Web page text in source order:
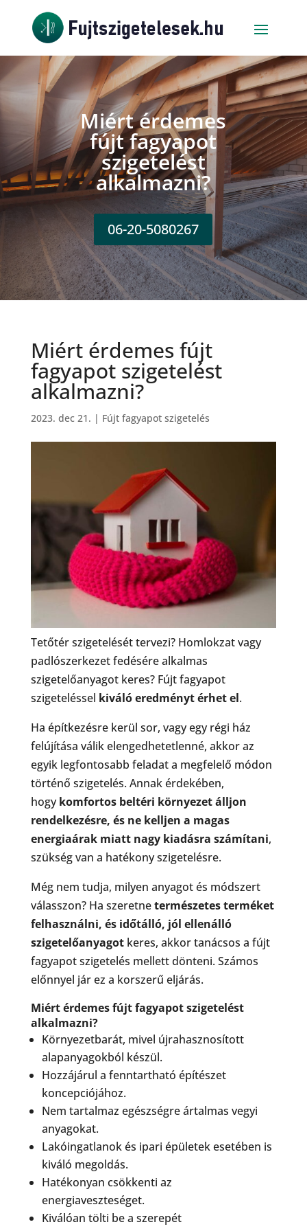
Miért érdemes
fújt fagyapot
szigetelést
alkalmazni?
06-20-5080267
Miért érdemes fújt
fagyapot szigetelést
alkalmazni?
2023. dec 21. | Fújt fagyapot szigetelés
Tetőtér szigetelését tervezi? Homlokzat vagy
padlószerkezet fedésére alkalmas
szigetelőanyagot keres? Fújt fagyapot
szigeteléssel kiváló eredményt érhet el.
Ha építkezésre kerül sor, vagy egy régi ház
felújítása válik elengedhetetlenné, akkor az
egyik legfontosabb feladat a megfelelő módon
történő szigetelés. Annak érdekében,
hogykomfortos beltéri környezet álljon
rendelkezésre, és ne kelljen a magas
energiaárak miatt nagy kiadásra számítani,
szükség van a hatékony szigetelésre.
Még nem tudja, milyen anyagot és módszert
válasszon? Ha szeretnetermészetes terméket
felhasználni, és időtálló, jól ellenálló
szigetelőanyagotkeres, akkor tanácsos a fújt
fagyapot szigetelés mellett dönteni. Számos
előnnyel jár ez a korszerű eljárás.
Miért érdemes fújt fagyapot szigetelést
alkalmazni?
Környezetbarát, mivel újrahasznosított
alapanyagokból készül.
Hozzájárul a fenntartható építészet
koncepciójához.
Nem tartalmaz egészségre ártalmas vegyi
anyagokat.
Lakóingatlanok és ipari épületek esetében is
kiváló megoldás.
Hatékonyan csökkenti az
energiaveszteséget.
Kiválóan tölti be a szerepét